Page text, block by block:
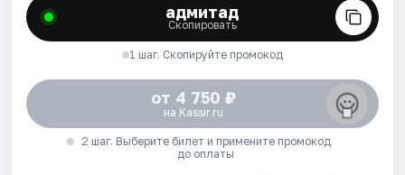
адмитад
Скопировать
1 шаг. Скопируйте промокод
от 4 750 ₽
на Kassir.ru
2 шаг. Выберите билет и примените промокод
до оплаты